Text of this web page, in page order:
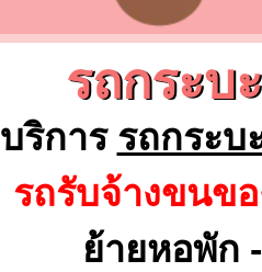
รถกระบ
บริการ รถกระบ
รถรับจ้างขนข
ย้ายหอพัก